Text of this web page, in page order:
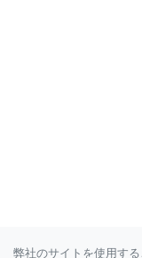
弊社のサイトを使用す